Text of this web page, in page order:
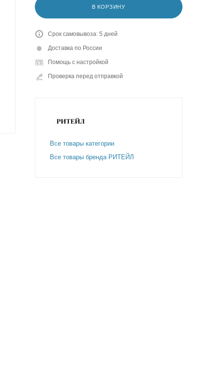
В КОРЗИНУ
Срок самовывоза: 5 дней
Доставка по России
Помощь с настройкой
Проверка перед отправкой
Все товары категории
Все товары бренда РИТЕЙЛ